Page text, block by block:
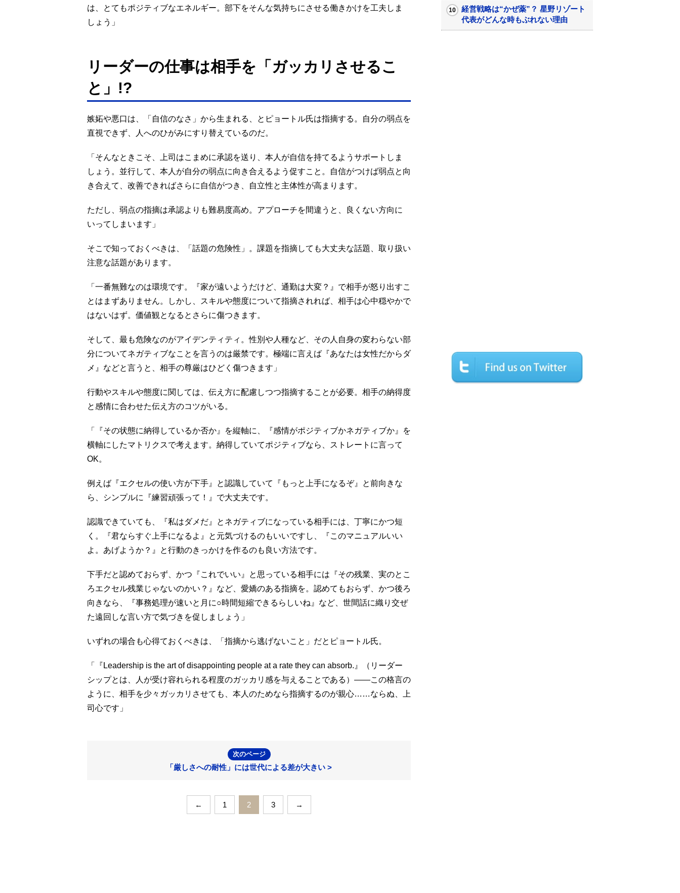
は、とてもポジティブなエネルギー。部下をそんな気持ちにさせる働きかけを工夫しま
しょう」
リーダーの仕事は相手を「ガッカリさせるこ
と」!?
嫉妬や悪口は、「自信のなさ」から生まれる、とピョートル氏は指摘する。自分の弱点を
直視できず、人へのひがみにすり替えているのだ。
「そんなときこそ、上司はこまめに承認を送り、本人が自信を持てるようサポートしま
しょう。並行して、本人が自分の弱点に向き合えるよう促すこと。自信がつけば弱点と向
き合えて、改善できればさらに自信がつき、自立性と主体性が高まります。
ただし、弱点の指摘は承認よりも難易度高め。アプローチを間違うと、良くない方向に
いってしまいます」
そこで知っておくべきは、「話題の危険性」。課題を指摘しても大丈夫な話題、取り扱い
注意な話題があります。
「一番無難なのは環境です。『家が遠いようだけど、通勤は大変？』で相手が怒り出すこ
とはまずありません。しかし、スキルや態度について指摘されれば、相手は心中穏やかで
はないはず。価値観となるとさらに傷つきます。
そして、最も危険なのがアイデンティティ。性別や人種など、その人自身の変わらない部
分についてネガティブなことを言うのは厳禁です。極端に言えば『あなたは女性だからダ
メ』などと言うと、相手の尊厳はひどく傷つきます」
行動やスキルや態度に関しては、伝え方に配慮しつつ指摘することが必要。相手の納得度
と感情に合わせた伝え方のコツがいる。
「『その状態に納得しているか否か』を縦軸に、『感情がポジティブかネガティブか』を
横軸にしたマトリクスで考えます。納得していてポジティブなら、ストレートに言って
OK。
例えば『エクセルの使い方が下手』と認識していて『もっと上手になるぞ』と前向きな
ら、シンプルに『練習頑張って！』で大丈夫です。
認識できていても、『私はダメだ』とネガティブになっている相手には、丁寧にかつ短
く。『君ならすぐ上手になるよ』と元気づけるのもいいですし、『このマニュアルいい
よ。あげようか？』と行動のきっかけを作るのも良い方法です。
下手だと認めておらず、かつ『これでいい』と思っている相手には『その残業、実のとこ
ろエクセル残業じゃないのかい？』など、愛嬌のある指摘を。認めてもおらず、かつ後ろ
向きなら、『事務処理が速いと月に○時間短縮できるらしいね』など、世間話に織り交ぜ
た遠回しな言い方で気づきを促しましょう」
いずれの場合も心得ておくべきは、「指摘から逃げないこと」だとピョートル氏。
「『Leadership is the art of disappointing people at a rate they can absorb.』（リーダー
シップとは、人が受け容れられる程度のガッカリ感を与えることである）――この格言の
ように、相手を少々ガッカリさせても、本人のためなら指摘するのが親心……ならぬ、上
司心です」
次のページ
「厳しさへの耐性」には世代による差が大きい >
← 1 2 3 →
経営戦略は“かぜ薬”？ 星野リゾート
代表がどんな時もぶれない理由